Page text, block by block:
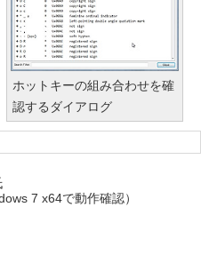
ホットキーの組み合わせを確
認するダイアログ
7 x64で動作確認）